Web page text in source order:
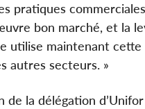
pratiques
bon marché, et la
utilise maintenant
autres secteurs. »
de la délégation